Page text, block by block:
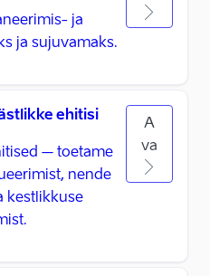
ja
ja sujuvamaks.
ehitisi
– toetame
nende
kestlikkuse
A
va